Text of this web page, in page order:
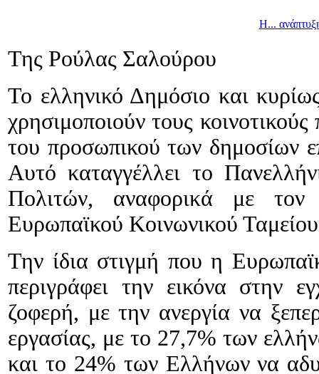
Η...
Της Ρούλας Σαλούρου
To ελληνικό Δημόσιο και
χρησιμοποιούν τους
του προσωπικού των δημοσίων
Αυτό καταγγέλλει το
Πολιτών, αναφορικά με τον
Ευρωπαϊκού Κοινωνικού
Την ίδια στιγμή που η
περιγράφει την εικόνα στην
ζοφερή, με την ανεργία να
εργασίας, με το 27,7% των
και το 24% των Ελλήνων να